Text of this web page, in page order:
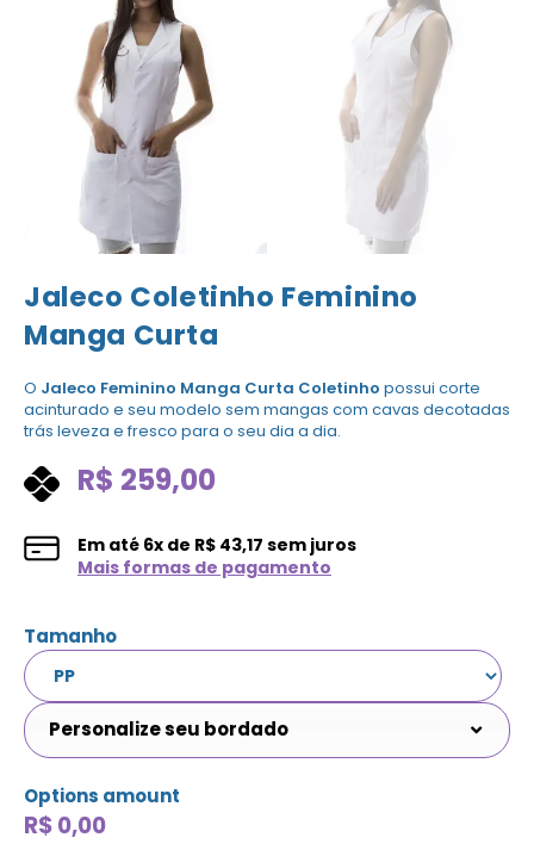
Jaleco Coletinho Feminino
Manga Curta
O Jaleco Feminino Manga Curta Coletinho possui corte
acinturado e seu modelo sem mangas com cavas decotadas
trás leveza e fresco para o seu dia a dia.
R$ 259,00
Em até 6x de R$ 43,17 sem juros
Mais formas de pagamento
Tamanho
Personalize seu bordado
Options amount
R$ 0,00